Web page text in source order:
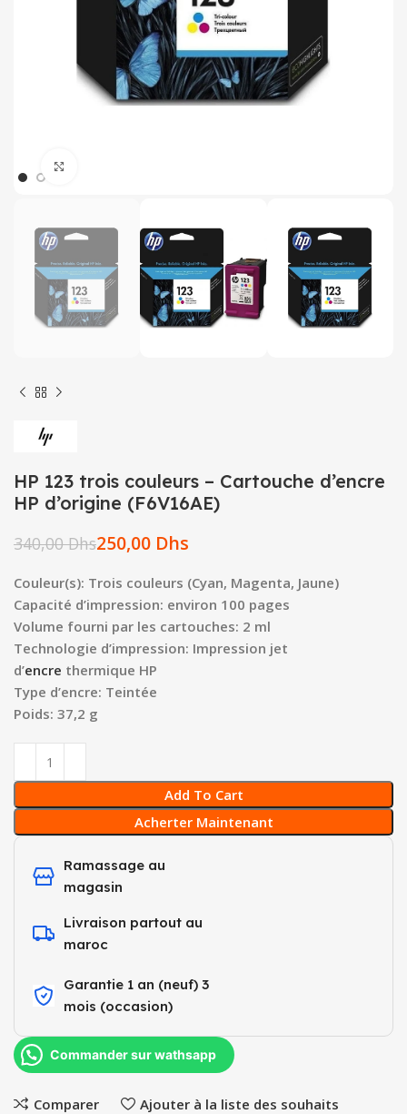
HP 123 trois couleurs – Cartouche d’encre
HP d’origine (F6V16AE)
340,00Dhs250,00 Dhs
Couleur(s): Trois couleurs (Cyan, Magenta, Jaune)
Capacité d’impression: environ 100 pages
Volume fourni par les cartouches: 2 ml
Technologie d’impression: Impression jet
d’encre thermique HP
Type d’encre: Teintée
Poids: 37,2 g
Add To Cart
Acherter Maintenant
Ramassage au
magasin
Livraison partout au
maroc
Garantie 1 an (neuf) 3
mois (occasion)​
Commander sur wathsapp
Comparer Ajouter à la liste des souhaits